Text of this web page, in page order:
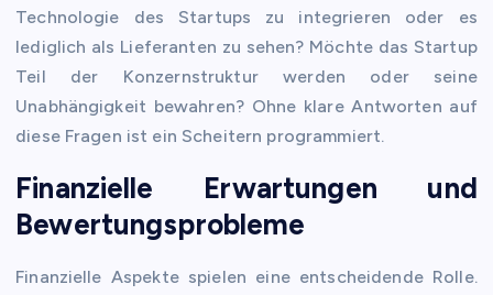
Technologie des Startups zu integrieren oder es
lediglich als Lieferanten zu sehen? Möchte das Startup
Teil der Konzernstruktur werden oder seine
Unabhängigkeit bewahren? Ohne klare Antworten auf
diese Fragen ist ein Scheitern programmiert.
Finanzielle Erwartungen und
Bewertungsprobleme
Finanzielle Aspekte spielen eine entscheidende Rolle.